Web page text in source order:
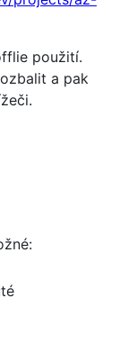
použití.
a pak